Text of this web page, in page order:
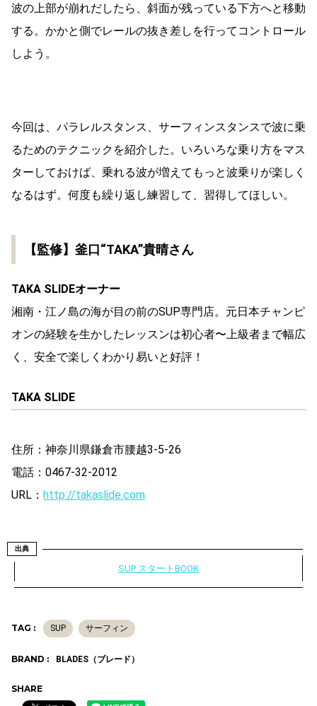
波の上部が崩れだしたら、斜面が残っている下方へと移動
する。かかと側でレールの抜き差しを行ってコントロール
しよう。
今回は、パラレルスタンス、サーフィンスタンスで波に乗
るためのテクニックを紹介した。いろいろな乗り方をマス
ターしておけば、乗れる波が増えてもっと波乗りが楽しく
なるはず。何度も繰り返し練習して、習得してほしい。
【監修】釜口“TAKA”貴晴さん
TAKA SLIDEオーナー
湘南・江ノ島の海が目の前のSUP専門店。元日本チャンピ
オンの経験を生かしたレッスンは初心者〜上級者まで幅広
く、安全で楽しくわかり易いと好評！
TAKA SLIDE
住所：神奈川県鎌倉市腰越3-5-26
電話：0467-32-2012
URL： http://takaslide.com
出典
SUP スタートBOOK
TAG : SUP サーフィン
BRAND : BLADES（ブレード）
SHARE